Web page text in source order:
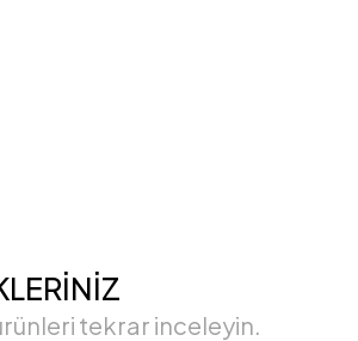
tekrar inceleyin.